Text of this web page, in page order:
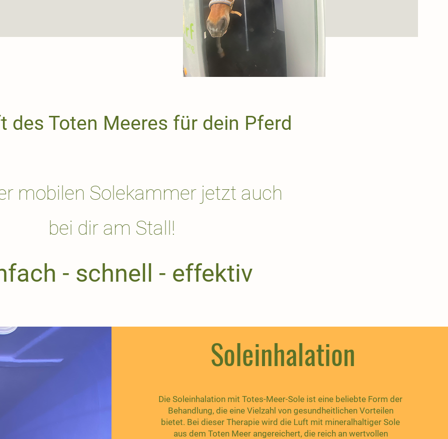
des Toten Meeres für dein Pferd
mobilen Solekammer jetzt auch
bei dir am Stall!
- schnell - effektiv
Soleinhalation
Die Soleinhalation mit Totes-Meer-Sole ist eine beliebte Form der
Behandlung, die eine Vielzahl von gesundheitlichen Vorteilen
bietet. Bei dieser Therapie wird die Luft mit mineralhaltiger Sole
aus dem Toten Meer angereichert, die reich an wertvollen